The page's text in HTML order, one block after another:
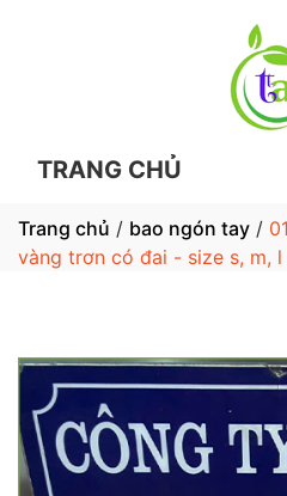
TRANG CHỦ
Trang chủ / bao ngón tay /
vàng trơn có đai - size s, m, l